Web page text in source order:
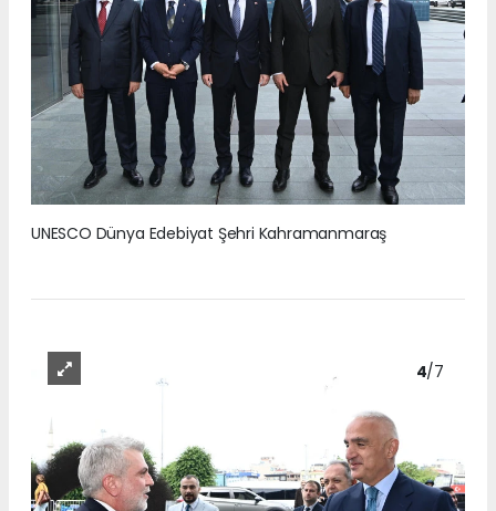
UNESCO Dünya Edebiyat Şehri Kahramanmaraş
4/7